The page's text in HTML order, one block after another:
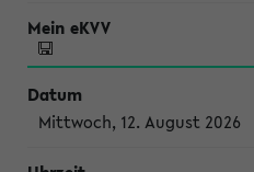
Mittwoch, 12. August 2026